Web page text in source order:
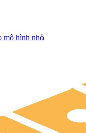
mô hình nhỏ